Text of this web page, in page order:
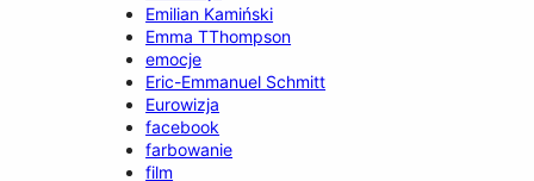
Emilian Kamiński
Emma TThompson
emocje
Eric-Emmanuel Schmitt
Eurowizja
facebook
farbowanie
film